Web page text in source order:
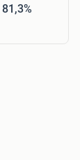
81,3%